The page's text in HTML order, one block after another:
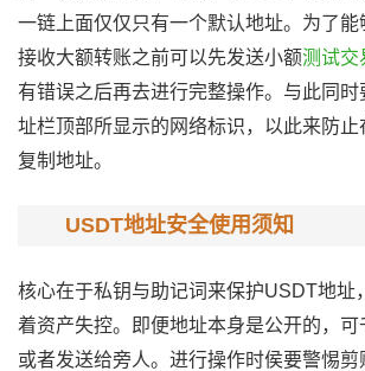
一链上面仅仅只有一个默认地址。为了能
接收大额转账之前可以先发送小额测试交
有错误之后再去进行完整操作。与此同
址栏顶部所显示的网络标识，以此来防
复制地址。
USDT地址安全使用须知
核心在于私钥与助记词来保护USDT地址
着资产失控。即便地址本身是公开的，可
或者发送给旁人。进行操作时侯要警惕